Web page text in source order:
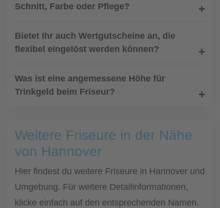
Schnitt, Farbe oder Pflege?
Bietet Ihr auch Wertgutscheine an, die
flexibel eingelöst werden können?
Was ist eine angemessene Höhe für
Trinkgeld beim Friseur?
Weitere Friseure in der Nähe
von Hannover
Hier findest du weitere Friseure in Hannover und
Umgebung. Für weitere Detailinformationen,
klicke einfach auf den entsprechenden Namen.